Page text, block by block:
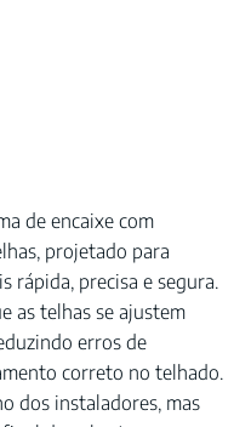
de encaixe com
projetado para
rápida, precisa e segura.
as telhas se ajustem
erros de
correto no telhado.
dos instaladores, mas